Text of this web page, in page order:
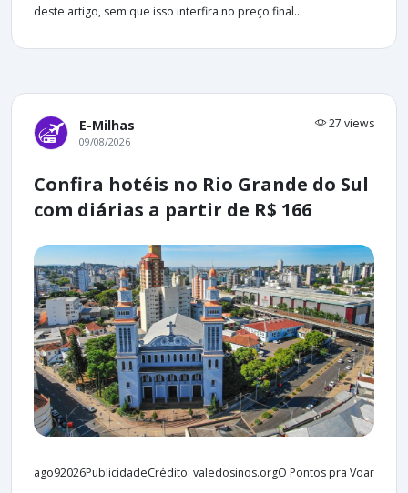
deste artigo, sem que isso interfira no preço final...
E-Milhas 27 views
09/08/2026
Confira hotéis no Rio Grande do Sul
com diárias a partir de R$ 166
ago92026PublicidadeCrédito: valedosinos.orgO Pontos pra Voar